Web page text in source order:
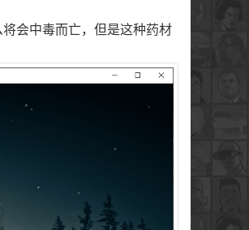
会中毒而亡，但是这种药材